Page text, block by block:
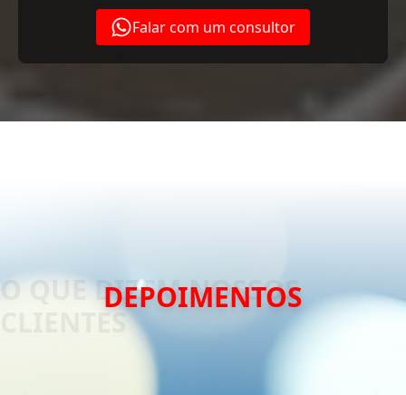
Falar com um consultor
DEPOIMENTOS